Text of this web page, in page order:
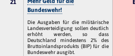
21
Bundeswehr!
Die Ausgaben für die militärische
Landesverteidigung sollen deutlich
erhöht werden, so dass
Deutschland mindestens 2% des
Bruttoinlandsprodukts (BIP) für die
Bundeswehr ausgibt.